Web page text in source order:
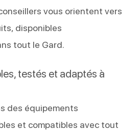
vous orientent vers
disponibles
tout le Gard.
testés et adaptés à
des équipements
et compatibles avec tout